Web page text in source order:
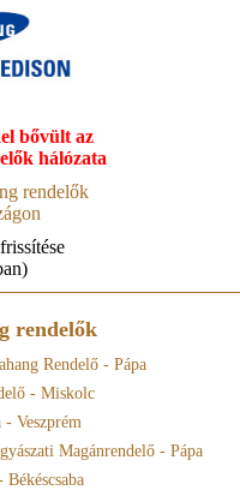
bővült az
hálózata
rendelők
rendelők
Rendelő - Pápa
- Miskolc
Veszprém
Magánrendelő - Pápa